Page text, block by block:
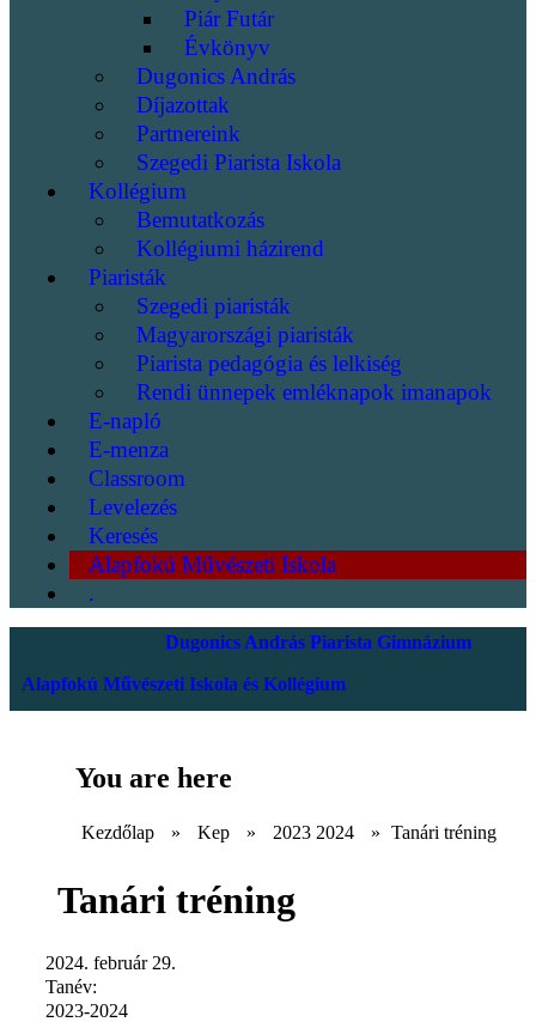
Piár Futár
Évkönyv
Dugonics András
Díjazottak
Partnereink
Szegedi Piarista Iskola
Kollégium
Bemutatkozás
Kollégiumi házirend
Piaristák
Szegedi piaristák
Magyarországi piaristák
Piarista pedagógia és lelkiség
Rendi ünnepek emléknapok imanapok
E-napló
E-menza
Classroom
Levelezés
Keresés
Alapfokú Művészeti Iskola
.
Dugonics András Piarista Gimnázium
Alapfokú Művészeti Iskola és Kollégium
You are here
Kezdőlap » Kep » 2023 2024 » Tanári tréning
Tanári tréning
2024. február 29.
Tanév:
2023-2024